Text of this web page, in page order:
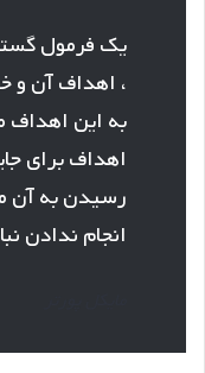
یک فرمول
، اهداف آن و
به این اهداف
اهداف برای
رسیدن به آن
انجام ندادن